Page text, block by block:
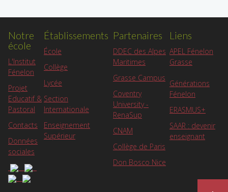
Notre
école
L'Institut
Fénelon
Projet
Educatif &
Pastoral
Contacts
Données
sociales
Établissements
École
Collège
Lycée
Section
Internationale
Enseignement
Supérieur
Partenaires
DDEC des Alpes
Maritimes
Grasse Campus
Coventry
University -
RenaSup
CNAM
Collège de Paris
Don Bosco Nice
Liens
APEL Fénelon
Grasse
Générations
Fénelon
ERASMUS+
SAAR : devenir
enseignant